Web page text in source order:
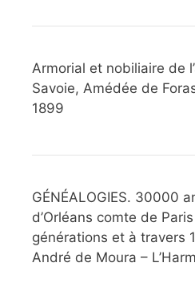
Armorial et nobiliaire de
Savoie, Amédée de
1899
GÉNÉALOGIES. 30000
d’Orléans comte de
générations et à travers
André de Moura –